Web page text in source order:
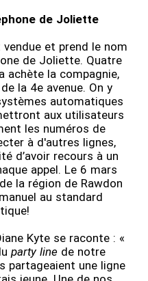
de Joliette
et prend le nom
de Joliette. Quatre
achète la compagnie,
la 4e avenue. On y
automatiques
aux utilisateurs
les numéros de
à d'autres lignes,
d’avoir recours à un
appel. Le 6 mars
la région de Rawdon
au standard
Kyte se raconte : «
party line de notre
partageaient une ligne